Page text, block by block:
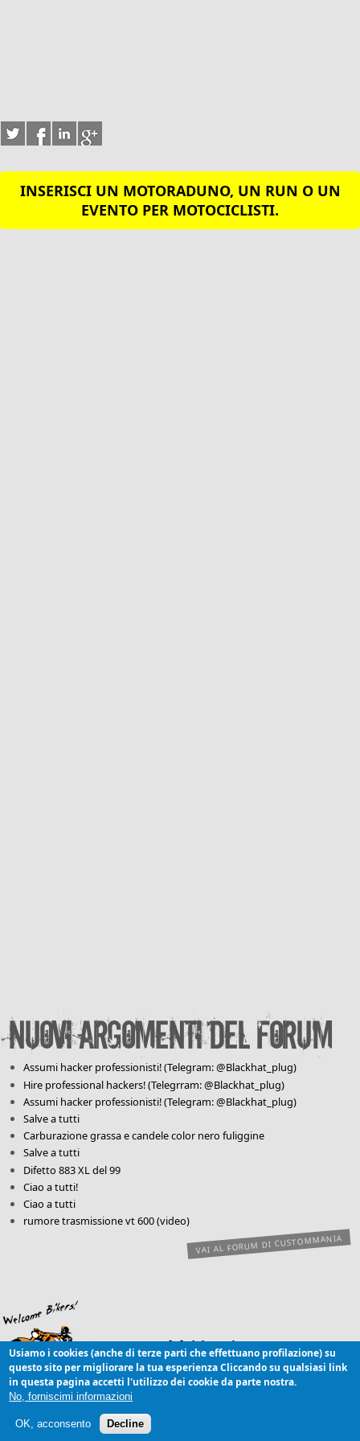
INSERISCI UN MOTORADUNO, UN RUN O UN
EVENTO PER MOTOCICLISTI.
Nuovi argomenti del forum
Assumi hacker professionisti! (Telegram: @Blackhat_plug)
Hire professional hackers! (Telegrram: @Blackhat_plug)
Assumi hacker professionisti! (Telegram: @Blackhat_plug)
Salve a tutti
Carburazione grassa e candele color nero fuliggine
Salve a tutti
Difetto 883 XL del 99
Ciao a tutti!
Ciao a tutti
rumore trasmissione vt 600 (video)
VAI AL FORUM DI CUSTOMMANIA
Copyright © 2003-
26 CustomMANIA.com [OBC]
Comunità Online di appassionati di moto custom e customizzazioni
Usiamo i cookies (anche di terze parti che effettuano profilazione) su
questo sito per migliorare la tua esperienzaCliccando su qualsiasi link
in questa pagina accetti l'utilizzo dei cookie da parte nostra.
No, forniscimi informazioni
OK, acconsento Decline